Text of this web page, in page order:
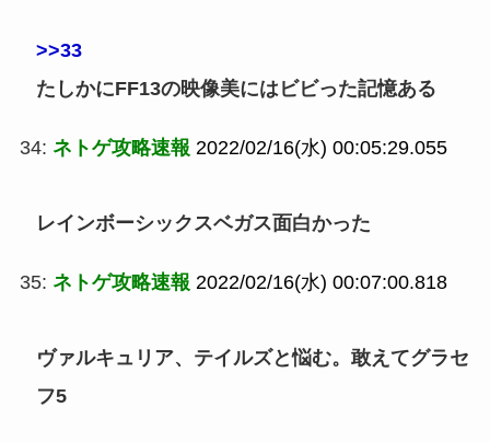
>>33
たしかにFF13の映像美にはビビった記憶ある
34: ネトゲ攻略速報 2022/02/16(水) 00:05:29.055
レインボーシックスベガス面白かった
35: ネトゲ攻略速報 2022/02/16(水) 00:07:00.818
ヴァルキュリア、テイルズと悩む。敢えてグラセ
フ5